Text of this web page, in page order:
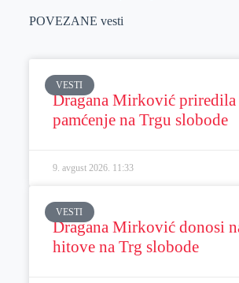
POVEZANE vesti
VESTI
Dragana Mirković priredila
pamćenje na Trgu slobode
9. avgust 2026. 11:33
VESTI
Dragana Mirković donosi
hitove na Trg slobode